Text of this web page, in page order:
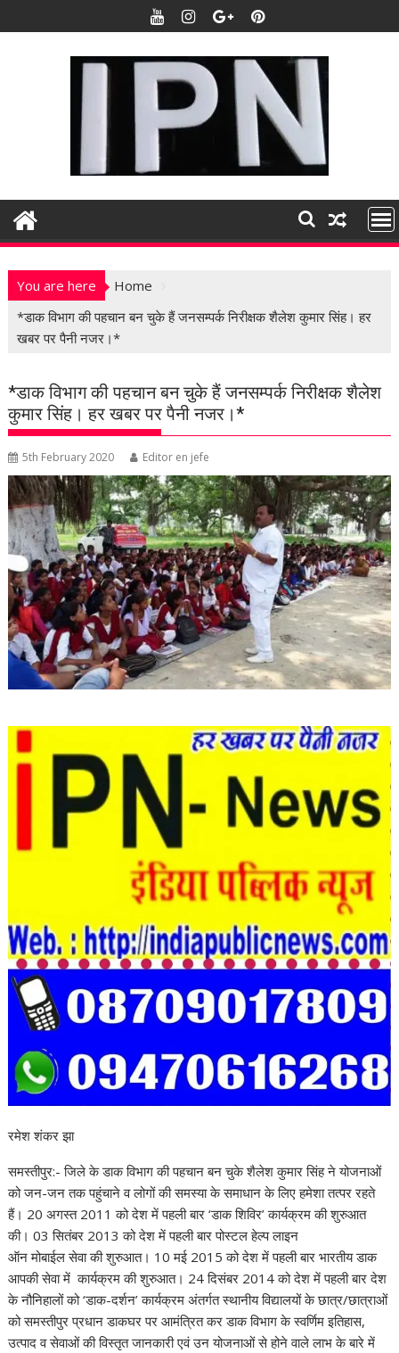
k
t
n
You are here
Home
*डाक विभाग की पहचान बन चुके हैं जनसम्पर्क निरीक्षक शैलेश कुमार सिंह। हर
खबर पर पैनी नजर।*
*डाक विभाग की पहचान बन चुके हैं जनसम्पर्क निरीक्षक शैलेश
कुमार सिंह। हर खबर पर पैनी नजर।*
5th February 2020 Editor en jefe
रमेश शंकर झा
समस्तीपुर:- जिले के डाक विभाग की पहचान बन चुके शैलेश कुमार सिंह ने योजनाओं
को जन-जन तक पहुंचाने व लोगों की समस्या के समाधान के लिए हमेशा तत्पर रहते
हैं। 20 अगस्त 2011 को देश में पहली बार ‘डाक शिविर’ कार्यक्रम की शुरुआत
की। 03 सितंबर 2013 को देश में पहली बार पोस्टल हेल्प लाइन
ऑन मोबाईल सेवा की शुरुआत। 10 मई 2015 को देश में पहली बार भारतीय डाक
आपकी सेवा में कार्यक्रम की शुरुआत। 24 दिसंबर 2014 को देश में पहली बार देश
के नौनिहालों को ‘डाक-दर्शन’ कार्यक्रम अंतर्गत स्थानीय विद्यालयों के छात्र/छात्राओं
को समस्तीपुर प्रधान डाकघर पर आमंत्रित कर डाक विभाग के स्वर्णिम इतिहास,
उत्पाद व सेवाओं की विस्तृत जानकारी एवं उन योजनाओं से होने वाले लाभ के बारे में